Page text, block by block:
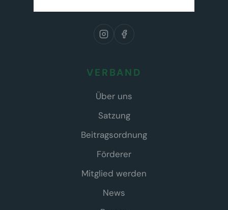
VERBAND
Über uns
Satzung
Beitragsordnung
Förderer
Mitglied werden
News